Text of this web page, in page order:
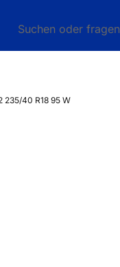
Suchen oder fragen
235/40 R18 95 W